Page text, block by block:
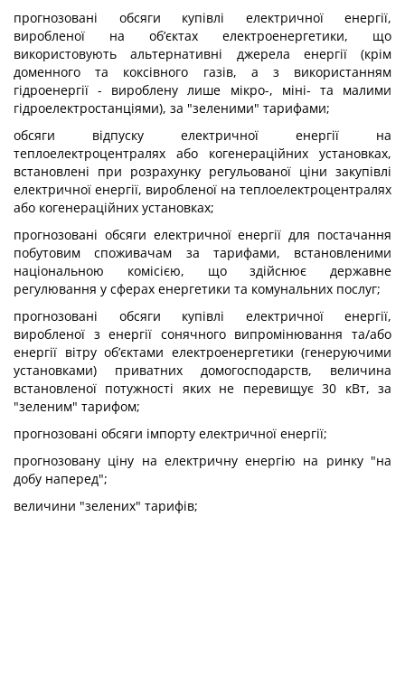
прогнозовані обсяги купівлі електричної енергії,
виробленої на об’єктах електроенергетики, що
використовують альтернативні джерела енергії (крім
доменного та коксівного газів, а з використанням
гідроенергії - вироблену лише мікро-, міні- та малими
гідроелектростанціями), за "зеленими" тарифами;
обсяги відпуску електричної енергії на
теплоелектроцентралях або когенераційних установках,
встановлені при розрахунку регульованої ціни закупівлі
електричної енергії, виробленої на теплоелектроцентралях
або когенераційних установках;
прогнозовані обсяги електричної енергії для постачання
побутовим споживачам за тарифами, встановленими
національною комісією, що здійснює державне
регулювання у сферах енергетики та комунальних послуг;
прогнозовані обсяги купівлі електричної енергії,
виробленої з енергії сонячного випромінювання та/або
енергії вітру об’єктами електроенергетики (генеруючими
установками) приватних домогосподарств, величина
встановленої потужності яких не перевищує 30 кВт, за
"зеленим" тарифом;
прогнозовані обсяги імпорту електричної енергії;
прогнозовану ціну на електричну енергію на ринку "на
добу наперед";
величини "зелених" тарифів;